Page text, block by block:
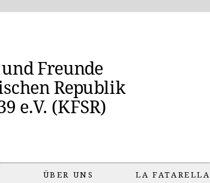
ÜBER UNS LA FATARELLA